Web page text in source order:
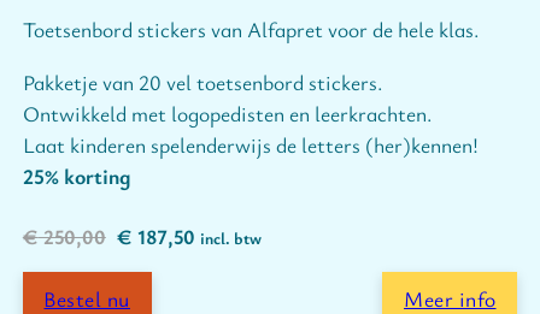
Toetsenbord stickers van Alfapret voor de hele klas.
Pakketje van 20 vel toetsenbord stickers.
Ontwikkeld met logopedisten en leerkrachten.
Laat kinderen spelenderwijs de letters (her)kennen!
25% korting
€250,00 Oorspronkelijke prijs was: € 250,00.
€ 187,50Huidige prijs is: € 187,50.
incl. btw
Bestel nu Meer info